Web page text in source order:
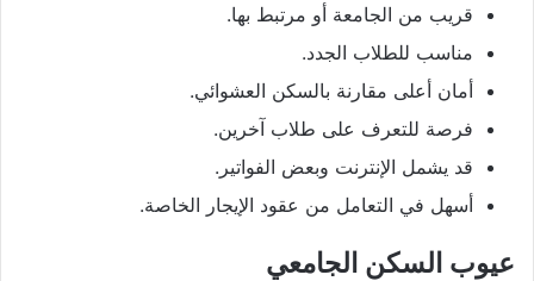
قريب من الجامعة أو مرتبط بها.
مناسب للطلاب الجدد.
أمان أعلى مقارنة بالسكن العشوائي.
فرصة للتعرف على طلاب آخرين.
قد يشمل الإنترنت وبعض الفواتير.
أسهل في التعامل من عقود الإيجار الخاصة.
عيوب السكن الجامعي